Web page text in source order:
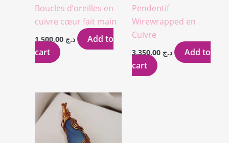
Boucles d’oreilles en
cuivre cœur fait main
د.ج
Add to
cart
Pendentif
Wirewrapped en
Cuivre
د.ج
Add to
cart